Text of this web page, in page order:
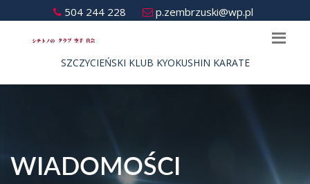
504 244 228 p.zembrzuski@wp.pl
SZCZYCIEŃSKI KLUB KYOKUSHIN KARATE
WIADOMOŚCI